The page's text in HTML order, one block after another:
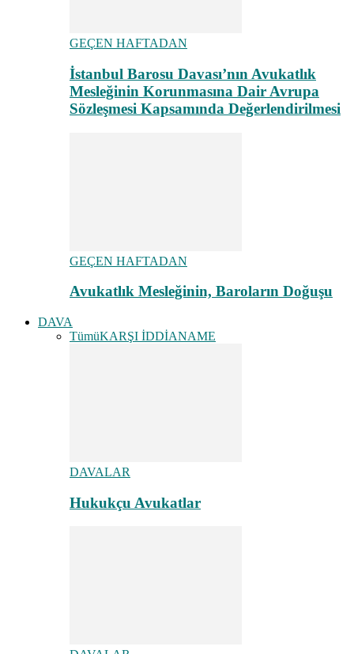
GEÇEN HAFTADAN
İstanbul Barosu Davası’nın Avukatlık
Mesleğinin Korunmasına Dair Avrupa
Sözleşmesi Kapsamında Değerlendirilmesi
GEÇEN HAFTADAN
Avukatlık Mesleğinin, Baroların Doğuşu
DAVA
TümüKARŞI İDDİANAME
DAVALAR
Hukukçu Avukatlar